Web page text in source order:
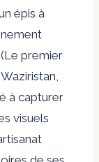
épis à
premier
à capturer
visuels